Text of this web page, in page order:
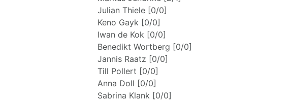
Julian Thiele [0/0]
Keno Gayk [0/0]
Iwan de Kok [0/0]
Benedikt Wortberg [0/0]
Jannis Raatz [0/0]
Till Pollert [0/0]
Anna Doll [0/0]
Sabrina Klank [0/0]